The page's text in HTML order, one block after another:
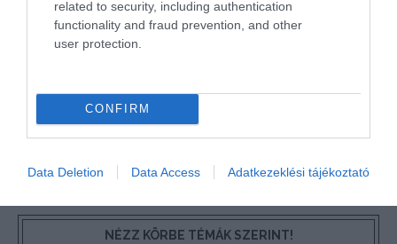
related to security, including authentication
functionality and fraud prevention, and other
user protection.
CONFIRM
Data Deletion Data Access Adatkezeklési tájékoztató
sújtott gyerek." Jean-Michel Maulpoix
KÖZÖSSÉGÜNK TÉGED IS VÁR!
NÉZZ KÖRBE TÉMÁK SZERINT!